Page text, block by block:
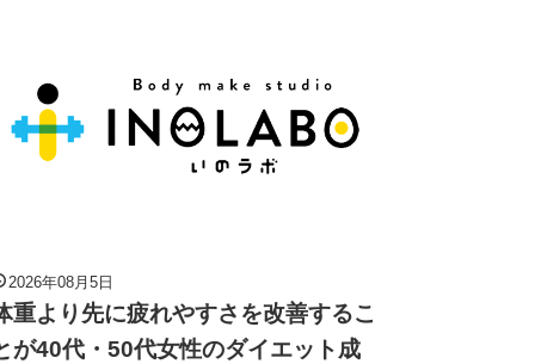
2026年08月5日
重より先に疲れやすさを改善するこ
が40代・50代女性のダイエット成